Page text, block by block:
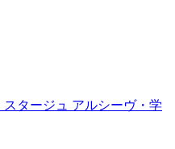
スタージュ アルシーヴ・学